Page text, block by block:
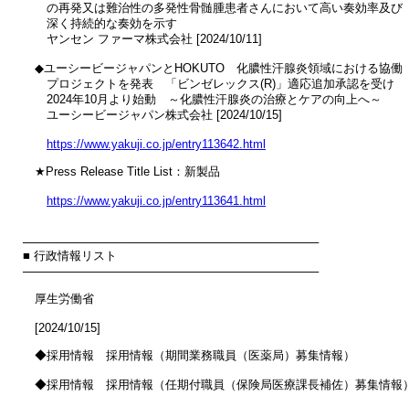
の再発又は難治性の多発性骨髄腫患者さんにおいて高い奏効率及び
深く持続的な奏効を示す
ヤンセン ファーマ株式会社 [2024/10/11]
◆ユーシービージャパンとHOKUTO　化膿性汗腺炎領域における協働
プロジェクトを発表　「ビンゼレックス(R)」適応追加承認を受け
2024年10月より始動　～化膿性汗腺炎の治療とケアの向上へ～
ユーシービージャパン株式会社 [2024/10/15]
https://www.yakuji.co.jp/entry113642.html
★Press Release Title List：新製品
https://www.yakuji.co.jp/entry113641.html
────────────────────────────────────
■ 行政情報リスト
────────────────────────────────────
厚生労働省
[2024/10/15]
◆採用情報　採用情報（期間業務職員（医薬局）募集情報）
◆採用情報　採用情報（任期付職員（保険局医療課長補佐）募集情報